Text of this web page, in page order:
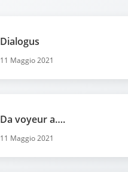
Dialogus
11 Maggio 2021
Da voyeur a….
11 Maggio 2021